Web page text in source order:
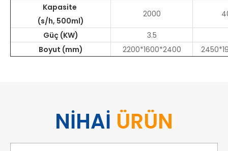
Kapasite
(s/h, 500ml)
2000
Güç (KW)
3.5
Boyut (mm)
2200*1600*2400
NİHAİ ÜRÜN